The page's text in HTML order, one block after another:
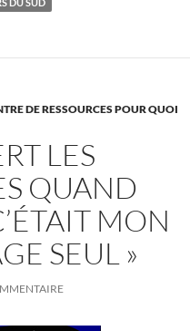
DU SUD
DE RESSOURCES POUR QUOI
LES
QUAND
MON
SEUL »